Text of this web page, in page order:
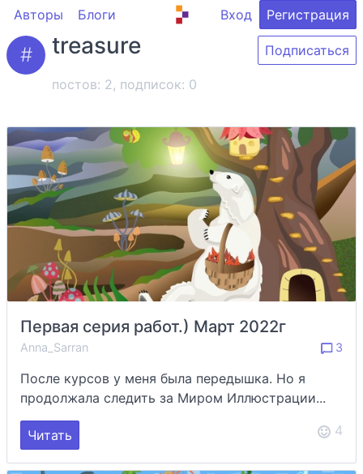
Авторы Блоги Вход Регистрация
treasure
постов: 2, подписок: 0
Подписаться
Первая серия работ.) Март 2022г
Anna_Sarran 3
После курсов у меня была передышка. Но я
продолжала следить за Миром Иллюстрации...
Читать 4